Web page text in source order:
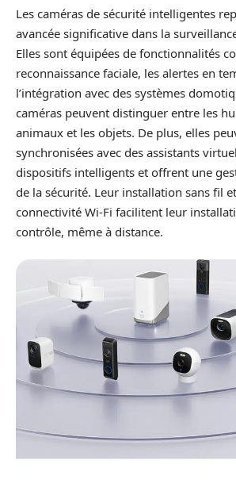
Les caméras de sécurité intelligentes
avancée significative dans la
Elles sont équipées de fonctionnalités
reconnaissance faciale, les alertes en
l’intégration avec des systèmes
caméras peuvent distinguer entre les
animaux et les objets. De plus, elles
synchronisées avec des assistants
dispositifs intelligents et offrent une
de la sécurité. Leur installation sans fil
connectivité Wi-Fi facilitent leur
contrôle, même à distance.